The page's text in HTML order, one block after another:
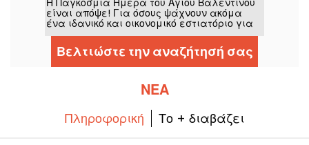
Cédric Grolet.
arrondissement
είναι απόψε! Για όσους ψάχνουν ακόμα
ένα ιδανικό και οικονομικό εστιατόριο για
να γιορτάσουν τη μέρα του έρωτα, το
FLOCCO είναι μια επιλογή που αξίζει.
Αποτελεί μια κομψή ιταλική επιλογή, με
καταπληκτική διακόσμηση και βρίσκεται
Pereire, στο 17ο διαμέρισμα του Παρισιού.
Για την ειδική αυτή βραδιά, μπορείτε να
αριθμό.
Βελτιώστε την αναζήτησή σας
ΝΈΑ
Πληροφορική Το + διαβάζει